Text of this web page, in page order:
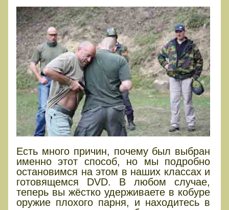
Есть много причин, почему был выбран
именно этот способ, но мы подробно
остановимся на этом в наших классах и
готовящемся DVD. В любом случае,
теперь вы жёстко удерживаете в кобуре
оружие плохого парня, и находитесь в